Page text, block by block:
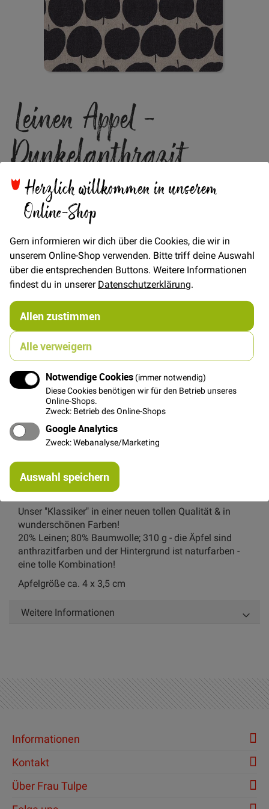
Herzlich willkommen in unserem
Online-Shop
Gern informieren wir dich über die Cookies, die wir in
unserem Online-Shop verwenden. Bitte triff deine Auswahl
über die entsprechenden Buttons. Weitere Informationen
findest du in unsererDatenschutzerklärung.
Allen zustimmen
Alle verweigern
Notwendige Cookies (immer notwendig)
Diese Cookies benötigen wir für den Betrieb unseres
Online-Shops.
Zweck: Betrieb des Online-Shops
Google Analytics
Zweck: Webanalyse/Marketing
Auswahl speichern
der
Bildgalerie
springen
Leinen Appel -
Dunkelanthrazit
VerfügbarkeitAuf Lager
für
gruppiertes
Produkt
€/Meter(Freie Eingabe)
20,00 €
FAT QUARTER
6,00 €
In den Warenkorb
Fester robuster Baumwoll-/Leinenstoff von Kokka,
Design: Frau Tulpe Stoffe
Unser "Klassiker" in einer neuen tollen Qualität & in
wunderschönen Farben!
20% Leinen; 80% Baumwolle; 310 g - die Äpfel sind
anthrazitfarben und der Hintergrund ist naturfarben -
eine tolle Kombination!
Apfelgröße ca. 4 x 3,5 cm
Weitere Informationen
Informationen
Kontakt
Über Frau Tulpe